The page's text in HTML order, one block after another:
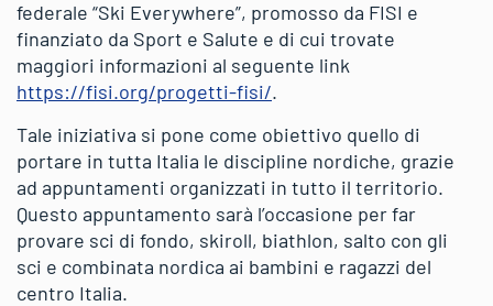
federale “Ski Everywhere”, promosso da FISI e
finanziato da Sport e Salute e di cui trovate
maggiori informazioni al seguente link
https://fisi.org/progetti-fisi/.
Tale iniziativa si pone come obiettivo quello di
portare in tutta Italia le discipline nordiche, grazie
ad appuntamenti organizzati in tutto il territorio.
Questo appuntamento sarà l’occasione per far
provare sci di fondo, skiroll, biathlon, salto con gli
sci e combinata nordica ai bambini e ragazzi del
centro Italia.